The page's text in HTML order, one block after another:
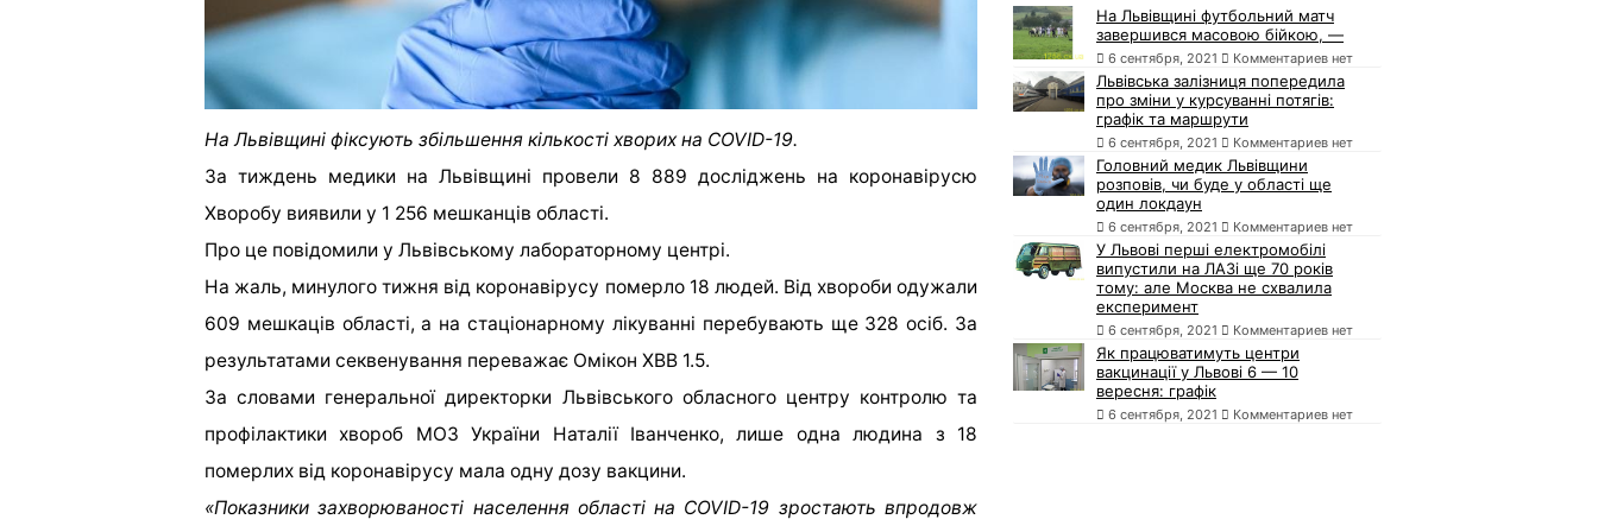
На Львівщині фіксують збільшення кількості хворих на COVID-19.
За тиждень медики на Львівщині провели 8 889 досліджень на коронавірусю
Хворобу виявили у 1 256 мешканців області.
Про це повідомили у Львівському лабораторному центрі.
На жаль, минулого тижня від коронавірусу померло 18 людей. Від хвороби одужали
609 мешкаців області, а на стаціонарному лікуванні перебувають ще 328 осіб. За
результатами секвенування переважає Омікон ХВВ 1.5.
За словами генеральної директорки Львівського обласного центру контролю та
профілактики хвороб МОЗ України Наталії Іванченко, лише одна людина з 18
померлих від коронавірусу мала одну дозу вакцини.
«Показники захворюваності населення області на COVID-19 зростають впродовж
На Львівщині футбольний матч
завершився масовою бійкою, —
6 сентября, 2021 Комментариев нет
Львівська залізниця попередила
про зміни у курсуванні потягів:
графік та маршрути
6 сентября, 2021 Комментариев нет
Головний медик Львівщини
розповів, чи буде у області ще
один локдаун
6 сентября, 2021 Комментариев нет
У Львові перші електромобілі
випустили на ЛАЗі ще 70 років
тому: але Москва не схвалила
експеримент
6 сентября, 2021 Комментариев нет
Як працюватимуть центри
вакцинації у Львові 6 — 10
вересня: графік
6 сентября, 2021 Комментариев нет